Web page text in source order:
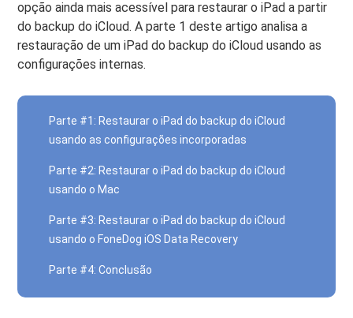
opção ainda mais acessível para restaurar o iPad a partir
do backup do iCloud. A parte 1 deste artigo analisa a
restauração de um iPad do backup do iCloud usando as
configurações internas.
Parte #1: Restaurar o iPad do backup do iCloud
usando as configurações incorporadas
Parte #2: Restaurar o iPad do backup do iCloud
usando o Mac
Parte #3: Restaurar o iPad do backup do iCloud
usando o FoneDog iOS Data Recovery
Parte #4: Conclusão